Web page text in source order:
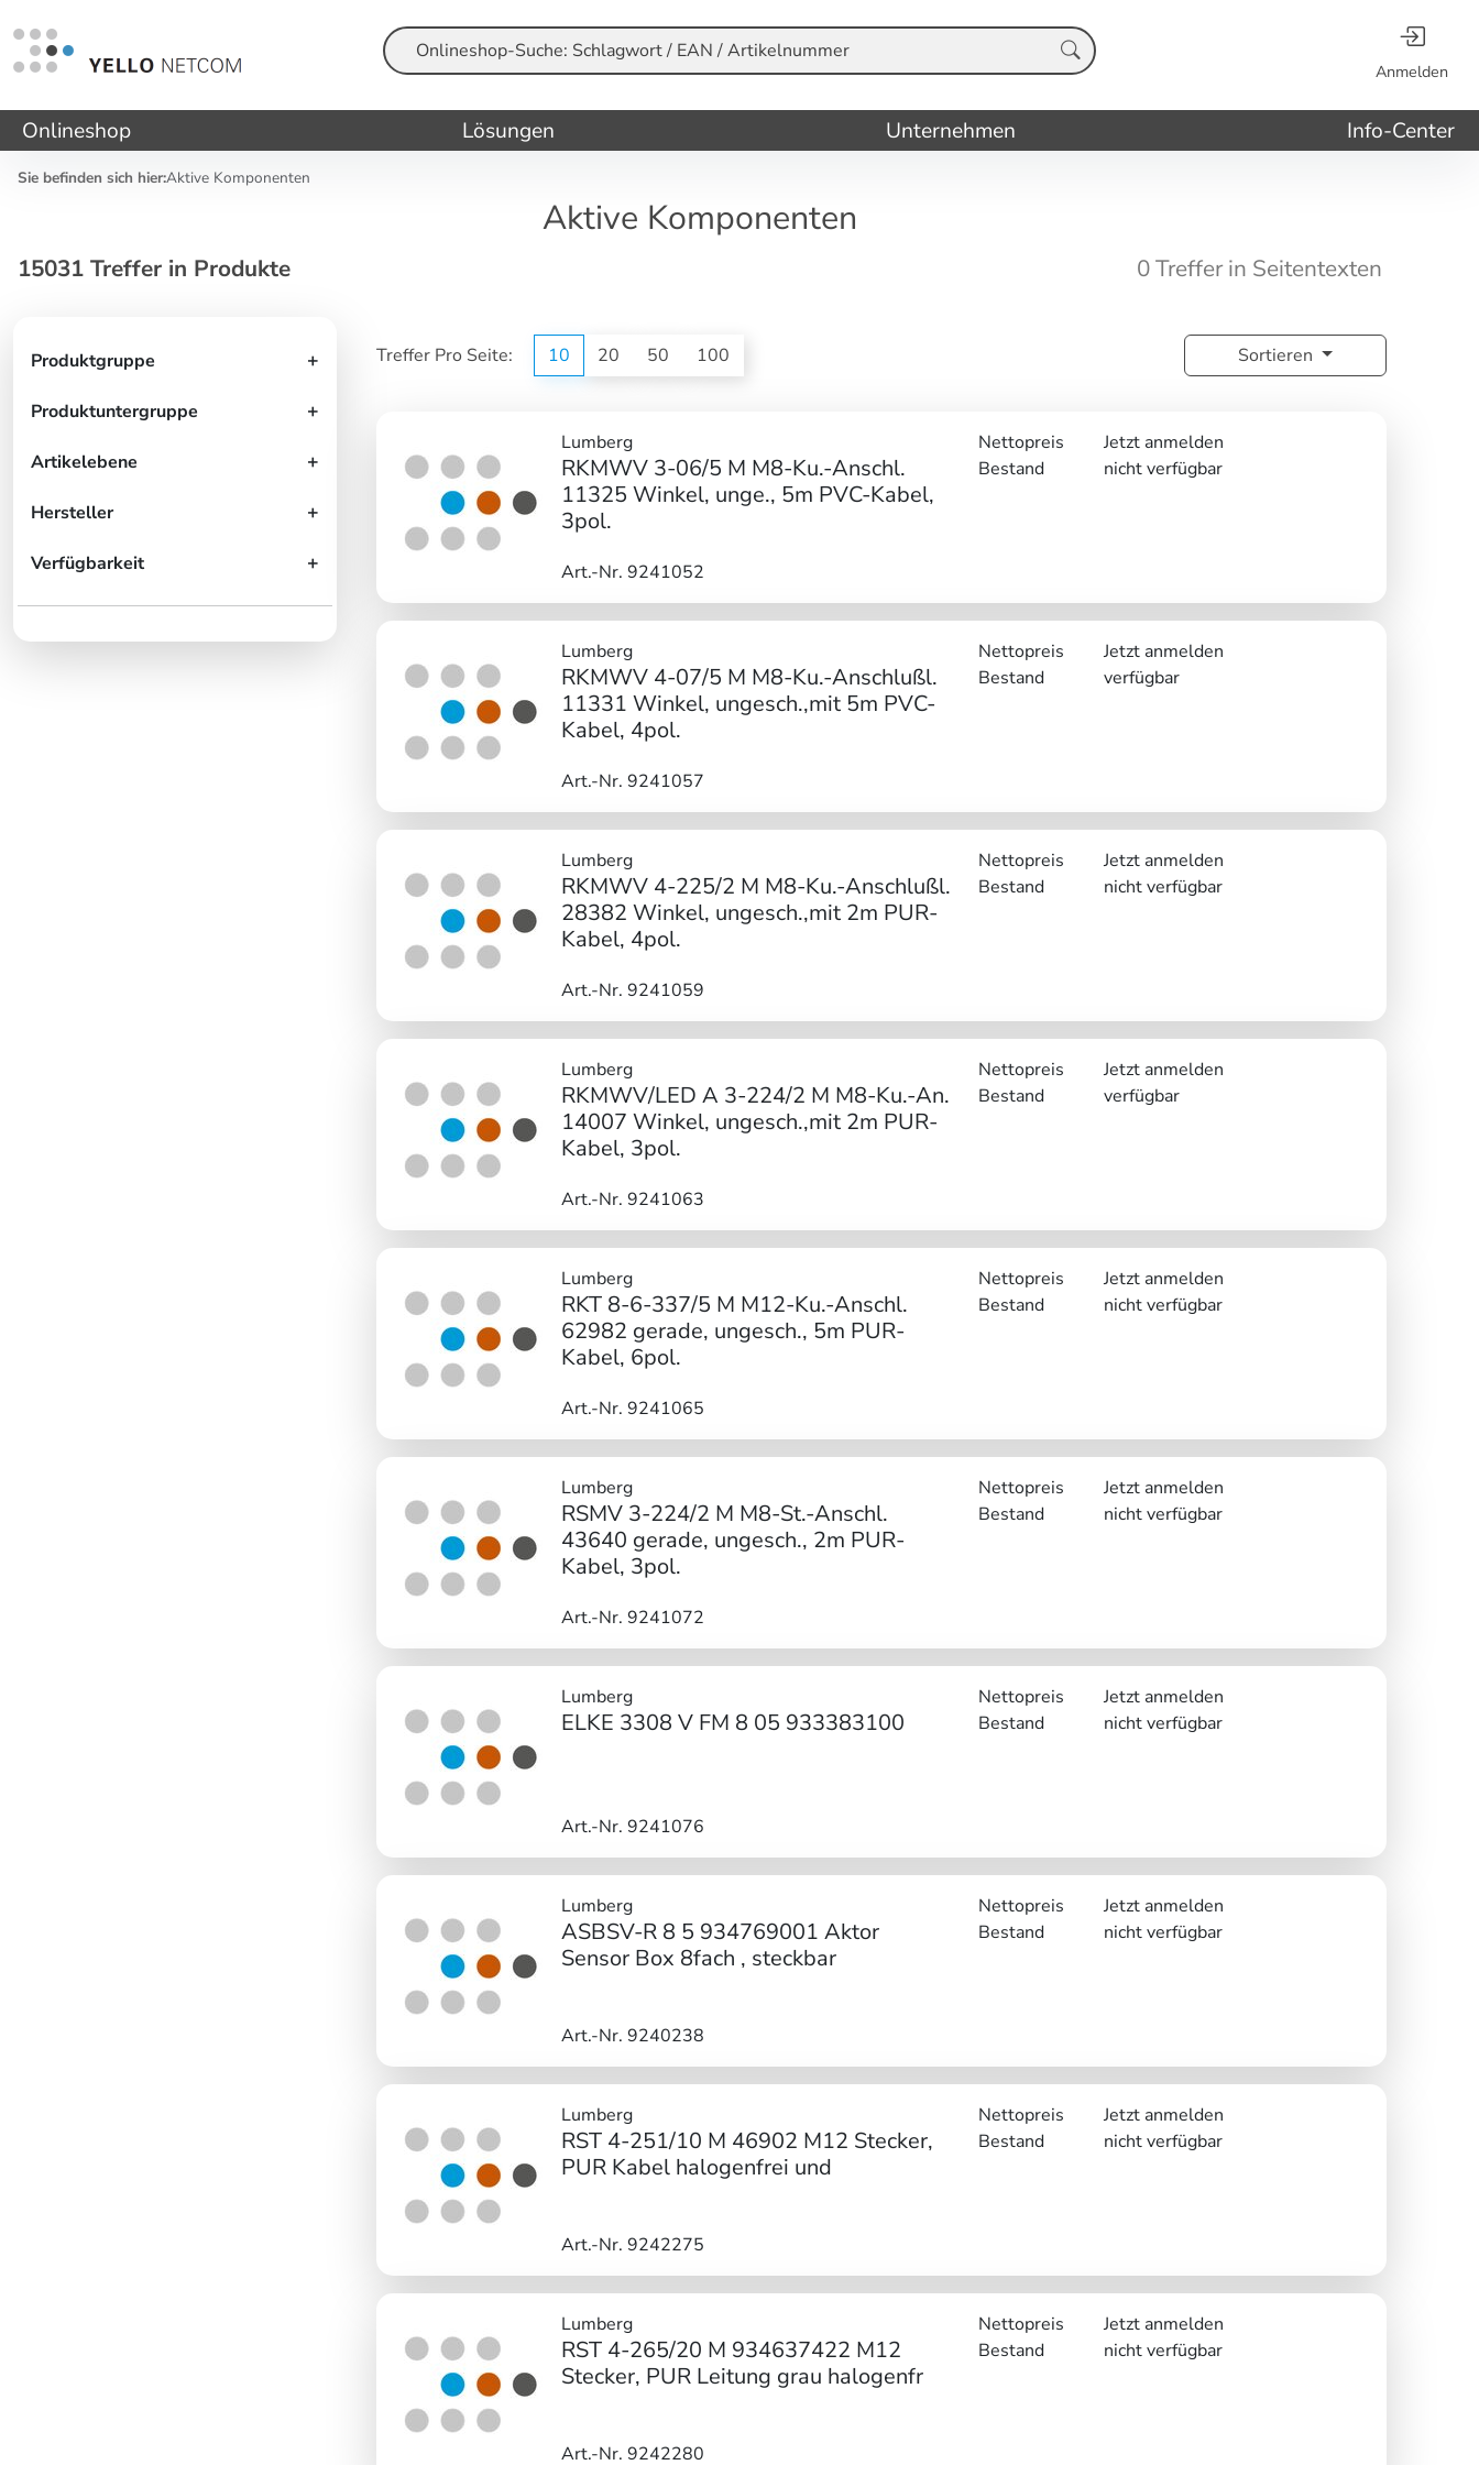
Suche Anmelden
Onlineshop Lösungen Unternehmen Info-Center
Sie befinden sich hier:Aktive Komponenten
Aktive Komponenten
15031 Treffer in Produkte 0 Treffer in Seitentexten
Produktgruppe
Produktuntergruppe
Artikelebene
Hersteller
Verfügbarkeit
Treffer Pro Seite: 10 20 50 100 Sortieren
Lumberg
RKMWV 3-06/5 M M8-Ku.-Anschl.
11325 Winkel, unge., 5m PVC-Kabel,
3pol.
Art.-Nr. 9241052
Nettopreis
Jetzt anmelden
Bestand
nicht verfügbar
Lumberg
RKMWV 4-07/5 M M8-Ku.-Anschlußl.
11331 Winkel, ungesch.,mit 5m PVC-
Kabel, 4pol.
Art.-Nr. 9241057
Nettopreis
Jetzt anmelden
Bestand
verfügbar
Lumberg
RKMWV 4-225/2 M M8-Ku.-Anschlußl.
28382 Winkel, ungesch.,mit 2m PUR-
Kabel, 4pol.
Art.-Nr. 9241059
Nettopreis
Jetzt anmelden
Bestand
nicht verfügbar
Lumberg
RKMWV/LED A 3-224/2 M M8-Ku.-An.
14007 Winkel, ungesch.,mit 2m PUR-
Kabel, 3pol.
Art.-Nr. 9241063
Nettopreis
Jetzt anmelden
Bestand
verfügbar
Lumberg
RKT 8-6-337/5 M M12-Ku.-Anschl.
62982 gerade, ungesch., 5m PUR-
Kabel, 6pol.
Art.-Nr. 9241065
Nettopreis
Jetzt anmelden
Bestand
nicht verfügbar
Lumberg
RSMV 3-224/2 M M8-St.-Anschl.
43640 gerade, ungesch., 2m PUR-
Kabel, 3pol.
Art.-Nr. 9241072
Nettopreis
Jetzt anmelden
Bestand
nicht verfügbar
Lumberg
ELKE 3308 V FM 8 05 933383100
Art.-Nr. 9241076
Nettopreis
Jetzt anmelden
Bestand
nicht verfügbar
Lumberg
ASBSV-R 8 5 934769001 Aktor
Sensor Box 8fach , steckbar
Art.-Nr. 9240238
Nettopreis
Jetzt anmelden
Bestand
nicht verfügbar
Lumberg
RST 4-251/10 M 46902 M12 Stecker,
PUR Kabel halogenfrei und
Art.-Nr. 9242275
Nettopreis
Jetzt anmelden
Bestand
nicht verfügbar
Lumberg
RST 4-265/20 M 934637422 M12
Stecker, PUR Leitung grau halogenfr
Art.-Nr. 9242280
Nettopreis
Jetzt anmelden
Bestand
nicht verfügbar